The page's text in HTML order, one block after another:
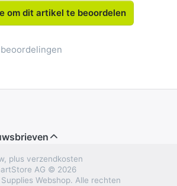
om dit artikel te beoordelen
plus verzendkosten
AG © 2026
Webshop. Alle rechten